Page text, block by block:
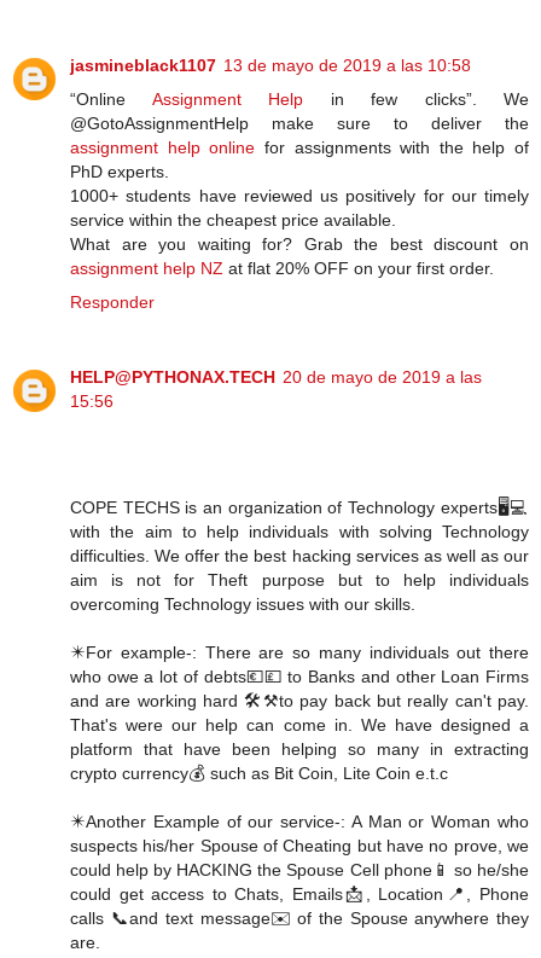
jasmineblack1107 13 de mayo de 2019 a las 10:58
“Online Assignment Help in few clicks”. We
@GotoAssignmentHelp make sure to deliver the
assignment help online for assignments with the help of
PhD experts.
1000+ students have reviewed us positively for our timely
service within the cheapest price available.
What are you waiting for? Grab the best discount on
assignment help NZ at flat 20% OFF on your first order.
Responder
HELP@PYTHONAX.TECH 20 de mayo de 2019 a las
15:56
COPE TECHS is an organization of Technology experts🖥️💻
with the aim to help individuals with solving Technology
difficulties. We offer the best hacking services as well as our
aim is not for Theft purpose but to help individuals
overcoming Technology issues with our skills.
✴️For example-: There are so many individuals out there
who owe a lot of debts💶💷 to Banks and other Loan Firms
and are working hard 🛠️⚒️to pay back but really can't pay.
That's were our help can come in. We have designed a
platform that have been helping so many in extracting
crypto currency💰 such as Bit Coin, Lite Coin e.t.c
✴️Another Example of our service-: A Man or Woman who
suspects his/her Spouse of Cheating but have no prove, we
could help by HACKING the Spouse Cell phone📱 so he/she
could get access to Chats, Emails📩, Location📍, Phone
calls 📞and text message✉️ of the Spouse anywhere they
are.